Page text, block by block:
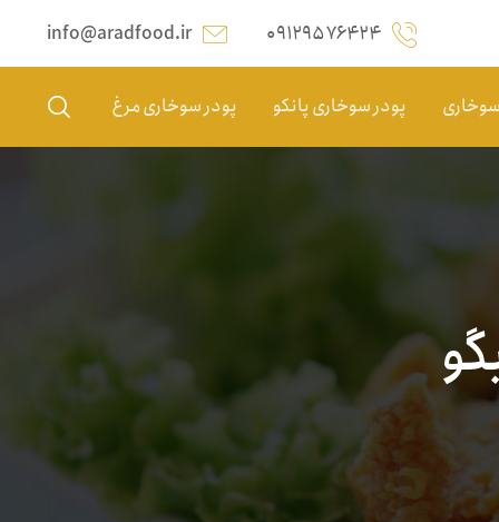
info@aradfood.ir ۰۹۱۲۹۵۷۶۴۲۴
سوخاری پودر سوخاری پانکو پودر سوخاری مرغ